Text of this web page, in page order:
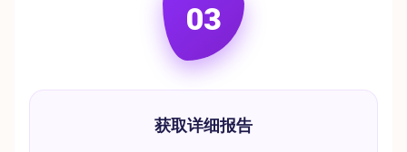
03
获取详细报告